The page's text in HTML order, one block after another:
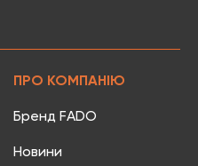
ПРО КОМПАНІЮ
Бренд FADO
Новини